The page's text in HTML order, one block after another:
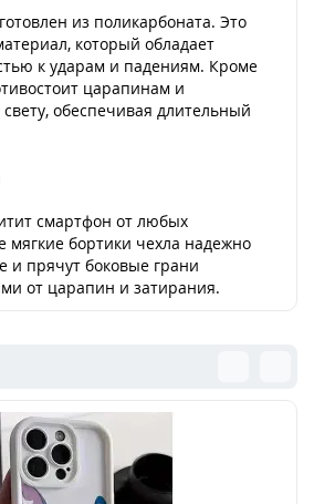
из поликарбоната. Это
который обладает
к ударам и падениям. Кроме
царапинам и
обеспечивая длительный
смартфон от любых
мягкие бортики чехла надежно
и прячут боковые грани
от царапин и затирания.